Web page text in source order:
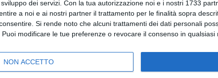
dei servizi. Con la tua autorizzazione noi e i nostri 1733
a noi e ai nostri partner il trattamento per le finalità sopra
Si rende noto che alcuni trattamenti dei dati personali
modificare le tue preferenze o revocare il consenso in
NON ACCETTO
Sede Legale: Via Savona 97, 20144 Milano